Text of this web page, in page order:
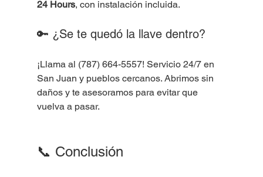
24 Hours, con instalación incluida.
🔑 ¿Se te quedó la llave dentro?
¡Llama al (787) 664-5557! Servicio 24/7 en
San Juan y pueblos cercanos. Abrimos sin
daños y te asesoramos para evitar que
vuelva a pasar.
📞 Conclusión